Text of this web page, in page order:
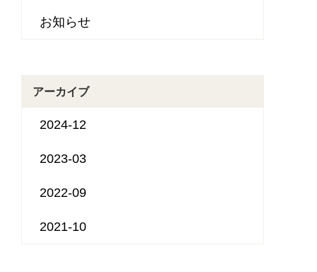
お知らせ
アーカイブ
2024-12
2023-03
2022-09
2021-10